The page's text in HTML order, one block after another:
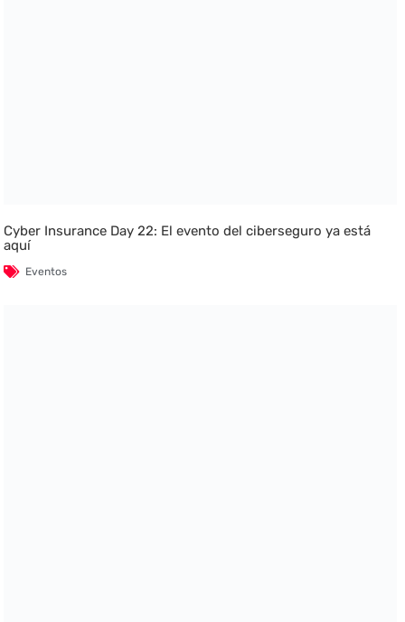
Cyber Insurance Day 22: El evento del ciberseguro ya está
aquí
Eventos